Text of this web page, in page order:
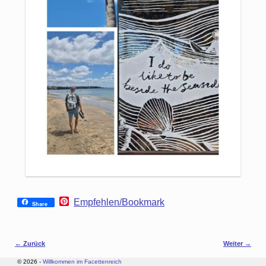
Share
PEmpfehlen/Bookmark
Bilder-Navigation
← Zurück Weiter →
© 2026 - Willkommen im Facettenreich